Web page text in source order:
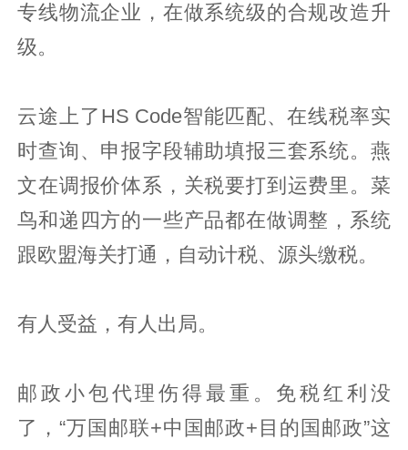
专线物流企业，在做系统级的合规改造升
级。
云途上了HS Code智能匹配、在线税率实
时查询、申报字段辅助填报三套系统。燕
文在调报价体系，关税要打到运费里。菜
鸟和递四方的一些产品都在做调整，系统
跟欧盟海关打通，自动计税、源头缴税。
有人受益，有人出局。
邮政小包代理伤得最重。免税红利没
了，“万国邮联+中国邮政+目的国邮政”这